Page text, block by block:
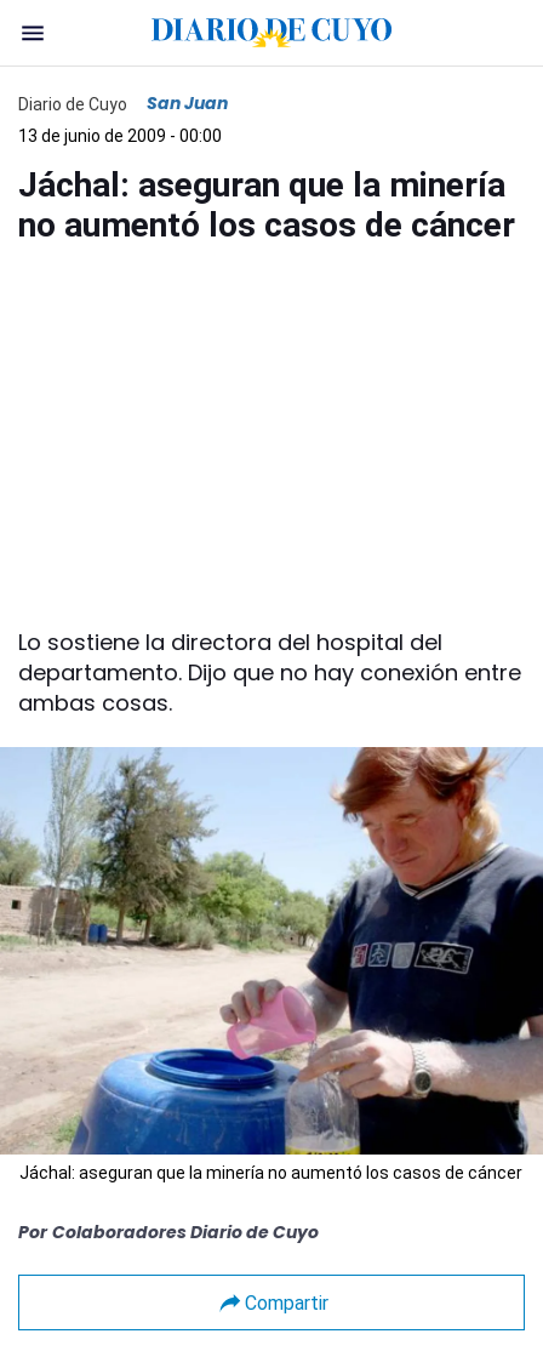
Diario de Cuyo San Juan
13 de junio de 2009 - 00:00
Jáchal: aseguran que la minería
no aumentó los casos de cáncer
Lo sostiene la directora del hospital del
departamento. Dijo que no hay conexión entre
ambas cosas.
Jáchal: aseguran que la minería no aumentó los casos de cáncer
Por Colaboradores Diario de Cuyo
Compartir